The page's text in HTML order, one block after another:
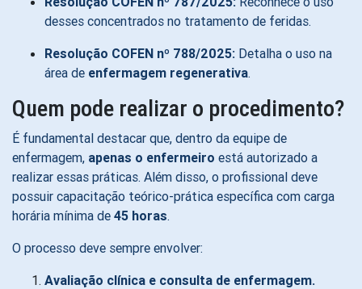
desses concentrados no tratamento de feridas.
Resolução COFEN nº 788/2025: Detalha o uso na
área de enfermagem regenerativa.
Quem pode realizar o procedimento?
É fundamental destacar que, dentro da equipe de
enfermagem, apenas o enfermeiro está autorizado a
realizar essas práticas. Além disso, o profissional deve
possuir capacitação teórico-prática específica com carga
horária mínima de 45 horas.
O processo deve sempre envolver:
Avaliação clínica e consulta de enfermagem.